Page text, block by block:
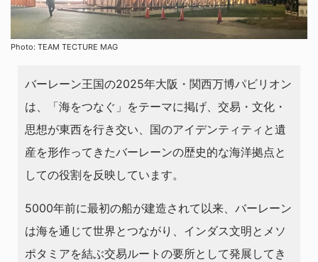
Photo: TEAM TECTURE MAG
バーレーン王国の2025年大阪・関西万博パビリオン
は、「海をつなぐ」をテーマに掲げ、交易・文化・
思想が東西を行き交い、国のアイデンティティと遺
産を形作ってきたバーレーンの歴史的な海洋拠点と
しての役割を反映しています。
5000年前に最初の船が建造されて以来、バーレーン
は海を通じて世界とつながり、インダス文明とメソ
ポタミアを結ぶ交易ルートの要所として発展してき